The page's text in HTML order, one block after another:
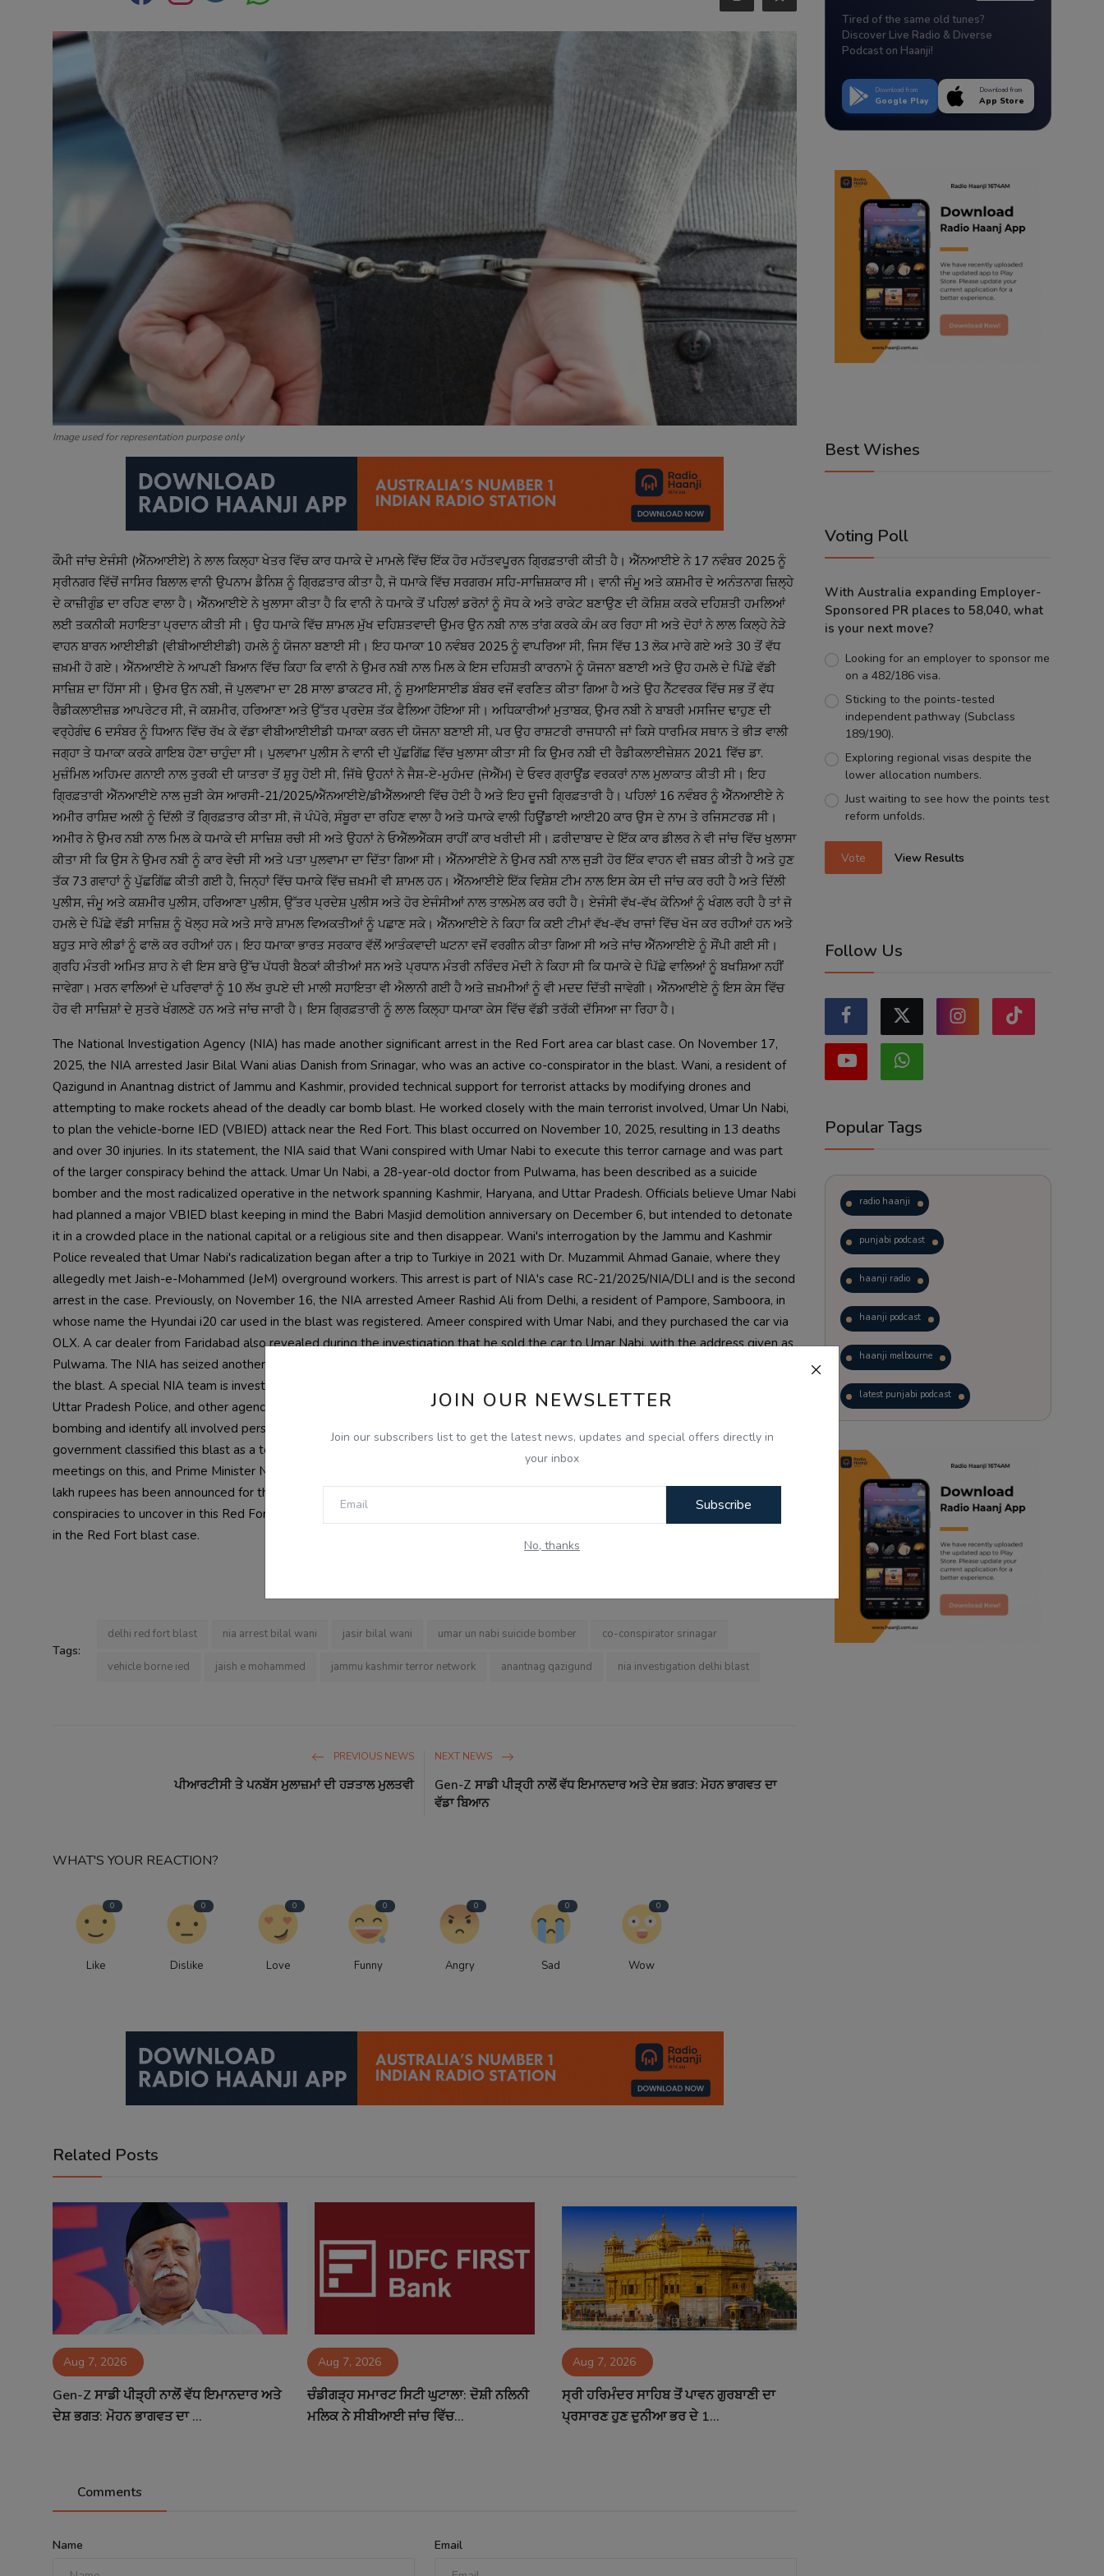
JOIN OUR NEWSLETTER
Join our subscribers list to get the latest news, updates and special offers directly in
your inbox
Subscribe
No, thanks
Image used for representation purpose only
ਕੌਮੀ ਜਾਂਚ ਏਜੰਸੀ (ਐੱਨਆਈਏ) ਨੇ ਲਾਲ ਕਿਲ੍ਹਾ ਖੇਤਰ ਵਿੱਚ ਕਾਰ ਧਮਾਕੇ ਦੇ ਮਾਮਲੇ ਵਿੱਚ ਇੱਕ ਹੋਰ ਮਹੱਤਵਪੂਰਨ ਗ੍ਰਿਫ਼ਤਾਰੀ ਕੀਤੀ ਹੈ। ਐੱਨਆਈਏ ਨੇ 17 ਨਵੰਬਰ 2025 ਨੂੰ
ਸ੍ਰੀਨਗਰ ਵਿੱਚੋਂ ਜਾਸਿਰ ਬਿਲਾਲ ਵਾਨੀ ਉਪਨਾਮ ਡੈਨਿਸ਼ ਨੂੰ ਗ੍ਰਿਫ਼ਤਾਰ ਕੀਤਾ ਹੈ, ਜੋ ਧਮਾਕੇ ਵਿੱਚ ਸਰਗਰਮ ਸਹਿ-ਸਾਜ਼ਿਸ਼ਕਾਰ ਸੀ। ਵਾਨੀ ਜੰਮੂ ਅਤੇ ਕਸ਼ਮੀਰ ਦੇ ਅਨੰਤਨਾਗ ਜ਼ਿਲ੍ਹੇ
ਦੇ ਕਾਜ਼ੀਗੁੰਡ ਦਾ ਰਹਿਣ ਵਾਲਾ ਹੈ। ਐੱਨਆਈਏ ਨੇ ਖੁਲਾਸਾ ਕੀਤਾ ਹੈ ਕਿ ਵਾਨੀ ਨੇ ਧਮਾਕੇ ਤੋਂ ਪਹਿਲਾਂ ਡਰੋਨਾਂ ਨੂੰ ਸੋਧ ਕੇ ਅਤੇ ਰਾਕੇਟ ਬਣਾਉਣ ਦੀ ਕੋਸ਼ਿਸ਼ ਕਰਕੇ ਦਹਿਸ਼ਤੀ ਹਮਲਿਆਂ
ਲਈ ਤਕਨੀਕੀ ਸਹਾਇਤਾ ਪ੍ਰਦਾਨ ਕੀਤੀ ਸੀ। ਉਹ ਧਮਾਕੇ ਵਿੱਚ ਸ਼ਾਮਲ ਮੁੱਖ ਦਹਿਸ਼ਤਵਾਦੀ ਉਮਰ ਉਨ ਨਬੀ ਨਾਲ ਤਾਂਗ ਕਰਕੇ ਕੰਮ ਕਰ ਰਿਹਾ ਸੀ ਅਤੇ ਦੋਹਾਂ ਨੇ ਲਾਲ ਕਿਲ੍ਹੇ ਨੇੜੇ
ਵਾਹਨ ਬਾਰਨ ਆਈਈਡੀ (ਵੀਬੀਆਈਈਡੀ) ਹਮਲੇ ਨੂੰ ਯੋਜਨਾ ਬਣਾਈ ਸੀ। ਇਹ ਧਮਾਕਾ 10 ਨਵੰਬਰ 2025 ਨੂੰ ਵਾਪਰਿਆ ਸੀ, ਜਿਸ ਵਿੱਚ 13 ਲੋਕ ਮਾਰੇ ਗਏ ਅਤੇ 30 ਤੋਂ ਵੱਧ
ਜ਼ਖ਼ਮੀ ਹੋ ਗਏ। ਐੱਨਆਈਏ ਨੇ ਆਪਣੀ ਬਿਆਨ ਵਿੱਚ ਕਿਹਾ ਕਿ ਵਾਨੀ ਨੇ ਉਮਰ ਨਬੀ ਨਾਲ ਮਿਲ ਕੇ ਇਸ ਦਹਿਸ਼ਤੀ ਕਾਰਨਾਮੇ ਨੂੰ ਯੋਜਨਾ ਬਣਾਈ ਅਤੇ ਉਹ ਹਮਲੇ ਦੇ ਪਿੱਛੇ ਵੱਡੀ
ਸਾਜ਼ਿਸ਼ ਦਾ ਹਿੱਸਾ ਸੀ। ਉਮਰ ਉਨ ਨਬੀ, ਜੋ ਪੁਲਵਾਮਾ ਦਾ 28 ਸਾਲਾ ਡਾਕਟਰ ਸੀ, ਨੂੰ ਸੁਆਇਸਾਈਡ ਬੰਬਰ ਵਜੋਂ ਵਰਣਿਤ ਕੀਤਾ ਗਿਆ ਹੈ ਅਤੇ ਉਹ ਨੈੱਟਵਰਕ ਵਿੱਚ ਸਭ ਤੋਂ ਵੱਧ
ਰੈਡੀਕਲਾਈਜ਼ਡ ਆਪਰੇਟਰ ਸੀ, ਜੋ ਕਸ਼ਮੀਰ, ਹਰਿਆਣਾ ਅਤੇ ਉੱਤਰ ਪ੍ਰਦੇਸ਼ ਤੱਕ ਫੈਲਿਆ ਹੋਇਆ ਸੀ। ਅਧਿਕਾਰੀਆਂ ਮੁਤਾਬਕ, ਉਮਰ ਨਬੀ ਨੇ ਬਾਬਰੀ ਮਸਜਿਦ ਢਾਹੁਣ ਦੀ
ਵਰ੍ਹੇਗੰਢ 6 ਦਸੰਬਰ ਨੂੰ ਧਿਆਨ ਵਿੱਚ ਰੱਖ ਕੇ ਵੱਡਾ ਵੀਬੀਆਈਈਡੀ ਧਮਾਕਾ ਕਰਨ ਦੀ ਯੋਜਨਾ ਬਣਾਈ ਸੀ, ਪਰ ਉਹ ਰਾਸ਼ਟਰੀ ਰਾਜਧਾਨੀ ਜਾਂ ਕਿਸੇ ਧਾਰਮਿਕ ਸਥਾਨ ਤੇ ਭੀੜ ਵਾਲੀ
ਜਗ੍ਹਾ ਤੇ ਧਮਾਕਾ ਕਰਕੇ ਗਾਇਬ ਹੋਣਾ ਚਾਹੁੰਦਾ ਸੀ। ਪੁਲਵਾਮਾ ਪੁਲੀਸ ਨੇ ਵਾਨੀ ਦੀ ਪੁੱਛਗਿੱਛ ਵਿੱਚ ਖੁਲਾਸਾ ਕੀਤਾ ਸੀ ਕਿ ਉਮਰ ਨਬੀ ਦੀ ਰੈਡੀਕਲਾਈਜ਼ੇਸ਼ਨ 2021 ਵਿੱਚ ਡਾ.
ਮੁਜ਼ੰਮਿਲ ਅਹਿਮਦ ਗਨਾਈ ਨਾਲ ਤੁਰਕੀ ਦੀ ਯਾਤਰਾ ਤੋਂ ਸ਼ੁਰੂ ਹੋਈ ਸੀ, ਜਿੱਥੇ ਉਹਨਾਂ ਨੇ ਜੈਸ਼-ਏ-ਮੁਹੰਮਦ (ਜੇਐੱਮ) ਦੇ ਓਵਰ ਗ੍ਰਾਊਂਡ ਵਰਕਰਾਂ ਨਾਲ ਮੁਲਾਕਾਤ ਕੀਤੀ ਸੀ। ਇਹ
ਗ੍ਰਿਫ਼ਤਾਰੀ ਐੱਨਆਈਏ ਨਾਲ ਜੁੜੀ ਕੇਸ ਆਰਸੀ-21/2025/ਐੱਨਆਈਏ/ਡੀਐੱਲਆਈ ਵਿੱਚ ਹੋਈ ਹੈ ਅਤੇ ਇਹ ਦੂਜੀ ਗ੍ਰਿਫ਼ਤਾਰੀ ਹੈ। ਪਹਿਲਾਂ 16 ਨਵੰਬਰ ਨੂੰ ਐੱਨਆਈਏ ਨੇ
ਅਮੀਰ ਰਾਸ਼ਿਦ ਅਲੀ ਨੂੰ ਦਿੱਲੀ ਤੋਂ ਗ੍ਰਿਫ਼ਤਾਰ ਕੀਤਾ ਸੀ, ਜੋ ਪੰਪੋਰੇ, ਸੰਬੂਰਾ ਦਾ ਰਹਿਣ ਵਾਲਾ ਹੈ ਅਤੇ ਧਮਾਕੇ ਵਾਲੀ ਹਿਊਂਡਾਈ ਆਈ20 ਕਾਰ ਉਸ ਦੇ ਨਾਮ ਤੇ ਰਜਿਸਟਰਡ ਸੀ।
ਅਮੀਰ ਨੇ ਉਮਰ ਨਬੀ ਨਾਲ ਮਿਲ ਕੇ ਧਮਾਕੇ ਦੀ ਸਾਜ਼ਿਸ਼ ਰਚੀ ਸੀ ਅਤੇ ਉਹਨਾਂ ਨੇ ਓਐੱਲਐੱਕਸ ਰਾਹੀਂ ਕਾਰ ਖਰੀਦੀ ਸੀ। ਫ਼ਰੀਦਾਬਾਦ ਦੇ ਇੱਕ ਕਾਰ ਡੀਲਰ ਨੇ ਵੀ ਜਾਂਚ ਵਿੱਚ ਖੁਲਾਸਾ
ਕੀਤਾ ਸੀ ਕਿ ਉਸ ਨੇ ਉਮਰ ਨਬੀ ਨੂੰ ਕਾਰ ਵੇਚੀ ਸੀ ਅਤੇ ਪਤਾ ਪੁਲਵਾਮਾ ਦਾ ਦਿੱਤਾ ਗਿਆ ਸੀ। ਐੱਨਆਈਏ ਨੇ ਉਮਰ ਨਬੀ ਨਾਲ ਜੁੜੀ ਹੋਰ ਇੱਕ ਵਾਹਨ ਵੀ ਜ਼ਬਤ ਕੀਤੀ ਹੈ ਅਤੇ ਹੁਣ
ਤੱਕ 73 ਗਵਾਹਾਂ ਨੂੰ ਪੁੱਛਗਿੱਛ ਕੀਤੀ ਗਈ ਹੈ, ਜਿਨ੍ਹਾਂ ਵਿੱਚ ਧਮਾਕੇ ਵਿੱਚ ਜ਼ਖ਼ਮੀ ਵੀ ਸ਼ਾਮਲ ਹਨ। ਐੱਨਆਈਏ ਇੱਕ ਵਿਸ਼ੇਸ਼ ਟੀਮ ਨਾਲ ਇਸ ਕੇਸ ਦੀ ਜਾਂਚ ਕਰ ਰਹੀ ਹੈ ਅਤੇ ਦਿੱਲੀ
ਪੁਲੀਸ, ਜੰਮੂ ਅਤੇ ਕਸ਼ਮੀਰ ਪੁਲੀਸ, ਹਰਿਆਣਾ ਪੁਲੀਸ, ਉੱਤਰ ਪ੍ਰਦੇਸ਼ ਪੁਲੀਸ ਅਤੇ ਹੋਰ ਏਜੰਸੀਆਂ ਨਾਲ ਤਾਲਮੇਲ ਕਰ ਰਹੀ ਹੈ। ਏਜੰਸੀ ਵੱਖ-ਵੱਖ ਕੋਨਿਆਂ ਨੂੰ ਖੰਗਲ ਰਹੀ ਹੈ ਤਾਂ ਜੋ
ਹਮਲੇ ਦੇ ਪਿੱਛੇ ਵੱਡੀ ਸਾਜ਼ਿਸ਼ ਨੂੰ ਖੋਲ੍ਹ ਸਕੇ ਅਤੇ ਸਾਰੇ ਸ਼ਾਮਲ ਵਿਅਕਤੀਆਂ ਨੂੰ ਪਛਾਣ ਸਕੇ। ਐੱਨਆਈਏ ਨੇ ਕਿਹਾ ਕਿ ਕਈ ਟੀਮਾਂ ਵੱਖ-ਵੱਖ ਰਾਜਾਂ ਵਿੱਚ ਖੋਜ ਕਰ ਰਹੀਆਂ ਹਨ ਅਤੇ
ਬਹੁਤ ਸਾਰੇ ਲੀਡਾਂ ਨੂੰ ਫਾਲੋ ਕਰ ਰਹੀਆਂ ਹਨ। ਇਹ ਧਮਾਕਾ ਭਾਰਤ ਸਰਕਾਰ ਵੱਲੋਂ ਆਤੰਕਵਾਦੀ ਘਟਨਾ ਵਜੋਂ ਵਰਗੀਨ ਕੀਤਾ ਗਿਆ ਸੀ ਅਤੇ ਜਾਂਚ ਐੱਨਆਈਏ ਨੂੰ ਸੌਂਪੀ ਗਈ ਸੀ।
ਗ੍ਰਹਿ ਮੰਤਰੀ ਅਮਿਤ ਸ਼ਾਹ ਨੇ ਵੀ ਇਸ ਬਾਰੇ ਉੱਚ ਪੱਧਰੀ ਬੈਠਕਾਂ ਕੀਤੀਆਂ ਸਨ ਅਤੇ ਪ੍ਰਧਾਨ ਮੰਤਰੀ ਨਰਿੰਦਰ ਮੋਦੀ ਨੇ ਕਿਹਾ ਸੀ ਕਿ ਧਮਾਕੇ ਦੇ ਪਿੱਛੇ ਵਾਲਿਆਂ ਨੂੰ ਬਖਸ਼ਿਆ ਨਹੀਂ
ਜਾਵੇਗਾ। ਮਰਨ ਵਾਲਿਆਂ ਦੇ ਪਰਿਵਾਰਾਂ ਨੂੰ 10 ਲੱਖ ਰੁਪਏ ਦੀ ਮਾਲੀ ਸਹਾਇਤਾ ਵੀ ਐਲਾਨੀ ਗਈ ਹੈ ਅਤੇ ਜ਼ਖ਼ਮੀਆਂ ਨੂੰ ਵੀ ਮਦਦ ਦਿੱਤੀ ਜਾਵੇਗੀ। ਐੱਨਆਈਏ ਨੂੰ ਇਸ ਕੇਸ ਵਿੱਚ
The National Investigation Agency (NIA) has made another significant arrest in the Red Fort area car blast case. On November 17,
2025, the NIA arrested Jasir Bilal Wani alias Danish from Srinagar, who was an active co-conspirator in the blast. Wani, a resident of
Qazigund in Anantnag district of Jammu and Kashmir, provided technical support for terrorist attacks by modifying drones and
attempting to make rockets ahead of the deadly car bomb blast. He worked closely with the main terrorist involved, Umar Un Nabi,
to plan the vehicle-borne IED (VBIED) attack near the Red Fort. This blast occurred on November 10, 2025, resulting in 13 deaths
and over 30 injuries. In its statement, the NIA said that Wani conspired with Umar Nabi to execute this terror carnage and was part
of the larger conspiracy behind the attack. Umar Un Nabi, a 28-year-old doctor from Pulwama, has been described as a suicide
bomber and the most radicalized operative in the network spanning Kashmir, Haryana, and Uttar Pradesh. Officials believe Umar Nabi
had planned a major VBIED blast keeping in mind the Babri Masjid demolition anniversary on December 6, but intended to detonate
it in a crowded place in the national capital or a religious site and then disappear. Wani's interrogation by the Jammu and Kashmir
Police revealed that Umar Nabi's radicalization began after a trip to Turkiye in 2021 with Dr. Muzammil Ahmad Ganaie, where they
allegedly met Jaish-e-Mohammed (JeM) overground workers. This arrest is part of NIA's case RC-21/2025/NIA/DLI and is the second
arrest in the case. Previously, on November 16, the NIA arrested Ameer Rashid Ali from Delhi, a resident of Pampore, Samboora, in
whose name the Hyundai i20 car used in the blast was registered. Ameer conspired with Umar Nabi, and they purchased the car via
OLX. A car dealer from Faridabad also revealed during the investigation that he sold the car to Umar Nabi, with the address given as
Pulwama. The NIA has seized another vehicle linked to Umar Nabi and has questioned 73 witnesses so far, including those injured in
the blast. A special NIA team is investigating the case in coordination with Delhi Police, Jammu and Kashmir Police, Haryana Police,
Uttar Pradesh Police, and other agencies. The agency is exploring various angles to unravel the larger conspiracy behind the
bombing and identify all involved persons. NIA teams are pursuing multiple leads and conducting searches across states. The Indian
government classified this blast as a terrorist incident and handed the probe to the NIA. Home Minister Amit Shah held high-level
meetings on this, and Prime Minister Narendra Modi stated that those behind the blast will not be spared. Financial assistance of 10
lakh rupees has been announced for the families of the deceased, and support will be provided to the injured. The NIA has more
conspiracies to uncover in this Red Fort blast case, and the investigation continues. This arrest is being seen as a major breakthrough
Tags:
delhi red fort blast nia arrest bilal wani jasir bilal wani umar un nabi suicide bomber co-conspirator srinagar
vehicle borne ied jaish e mohammed jammu kashmir terror network anantnag qazigund nia investigation delhi blast
PREVIOUS NEWS
ਪੀਆਰਟੀਸੀ ਤੇ ਪਨਬੱਸ ਮੁਲਾਜ਼ਮਾਂ ਦੀ ਹੜਤਾਲ ਮੁਲਤਵੀ
NEXT NEWS
Gen-Z ਸਾਡੀ ਪੀੜ੍ਹੀ ਨਾਲੋਂ ਵੱਧ ਇਮਾਨਦਾਰ ਅਤੇ ਦੇਸ਼ ਭਗਤ: ਮੋਹਨ ਭਾਗਵਤ ਦਾ
ਵੱਡਾ ਬਿਆਨ
WHAT'S YOUR REACTION?
0
Like
0
Dislike
0
Love
0
Funny
0
Angry
0
Sad
0
Wow
Related Posts
Aug 7, 2026
Gen-Z ਸਾਡੀ ਪੀੜ੍ਹੀ ਨਾਲੋਂ ਵੱਧ ਇਮਾਨਦਾਰ ਅਤੇ
ਦੇਸ਼ ਭਗਤ: ਮੋਹਨ ਭਾਗਵਤ ਦਾ ...
Aug 7, 2026
ਚੰਡੀਗੜ੍ਹ ਸਮਾਰਟ ਸਿਟੀ ਘੁਟਾਲਾ: ਦੋਸ਼ੀ ਨਲਿਨੀ
ਮਲਿਕ ਨੇ ਸੀਬੀਆਈ ਜਾਂਚ ਵਿੱਚ...
Aug 7, 2026
ਸ੍ਰੀ ਹਰਿਮੰਦਰ ਸਾਹਿਬ ਤੋਂ ਪਾਵਨ ਗੁਰਬਾਣੀ ਦਾ
ਪ੍ਰਸਾਰਣ ਹੁਣ ਦੁਨੀਆ ਭਰ ਦੇ 1...
Comments
Name Email
Tired of the same old tunes?
Discover Live Radio & Diverse
Podcast on Haanji!
Download from
Google Play
Download from
App Store
Best Wishes
Voting Poll
With Australia expanding Employer-
Sponsored PR places to 58,040, what
is your next move?
Looking for an employer to sponsor me
on a 482/186 visa.
Sticking to the points-tested
independent pathway (Subclass
189/190).
Exploring regional visas despite the
lower allocation numbers.
Just waiting to see how the points test
reform unfolds.
Vote View Results
Follow Us
Popular Tags
radio haanji
punjabi podcast
haanji radio
haanji podcast
haanji melbourne
latest punjabi podcast
trending punjabi podcast
ranjodh singh
radio haanji updates
punjabi podcast australia
punjabi kahani